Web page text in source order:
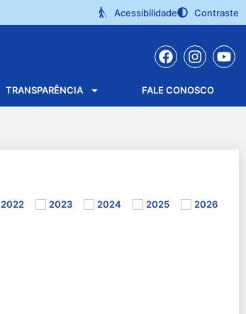
Acessibilidade Contraste
TRANSPARÊNCIA FALE CONOSCO
2022 2023 2024 2025 2026